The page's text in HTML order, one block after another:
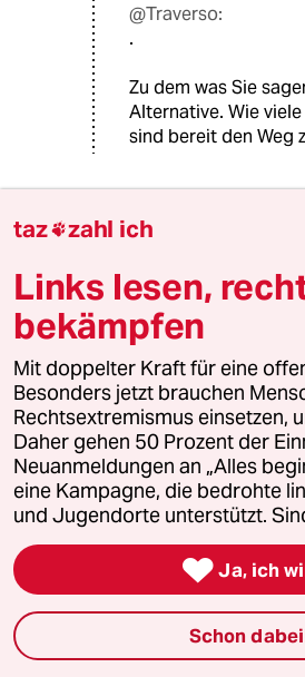
@Traverso:
.
Zu dem was Sie
Alternative. Wie
sind bereit den Weg
RB Rolf B.
Am 23. Oktober 1983
Westdeutschland rund
Frieden und Abrüstung,
es 500.000 Menschen.
Kelly waren da noch fest
Friedensbewegung
unbekannt.
Wenn heute 40.000
in der Klimapolitik
-verglichen mit den
Allerdings demonstrieren
der bürgerliche Mitte.
die Diskussion in die
Es mag sein, dass diese
erfolgreicher sein wird.
taz zahl ich
Links lesen,
bekämpfen
Mit doppelter Kraft für eine
Besonders jetzt brauchen
Rechtsextremismus einsetzen,
Daher gehen 50 Prozent der
Neuanmeldungen an „Alles
eine Kampagne, die bedrohte
und Jugendorte unterstützt.
 Ja, ich
Schon